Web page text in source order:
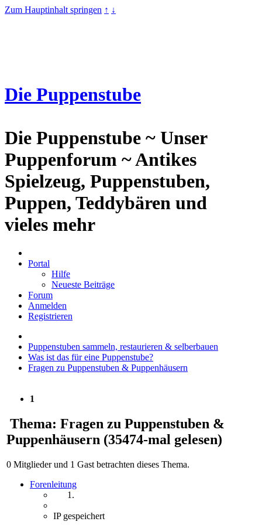
Zum Hauptinhalt springen ↑ ↓
Die Puppenstube
Die Puppenstube ~ Unser
Puppenforum ~ Antikes
Spielzeug, Puppenstuben,
Puppen, Teddybären und
vieles mehr
Portal
Hilfe
Neueste Beiträge
Forum
Anmelden
Registrieren
Puppenstuben sammeln, restaurieren & selberbauen
Was ist das für eine Puppenstube?
Fragen zu Puppenstuben & Puppenhäusern
1
Thema: Fragen zu Puppenstuben &
Puppenhäusern (35474-mal gelesen)
0 Mitglieder und 1 Gast betrachten dieses Thema.
Forenleitung
IP gespeichert